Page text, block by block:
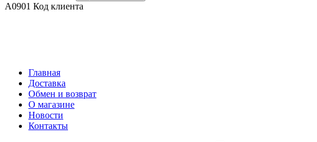
A0901 Код клиента
Главная
Доставка
Обмен и возврат
О магазине
Новости
Контакты